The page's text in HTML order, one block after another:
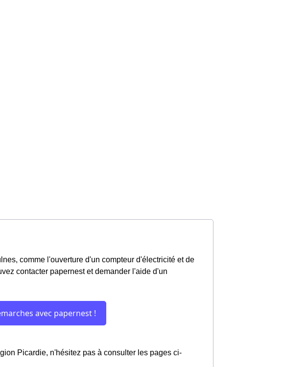
comme l'ouverture d'un compteur d'électricité et de
contacter papernest et demander l'aide d'un
Picardie, n'hésitez pas à consulter les pages ci-